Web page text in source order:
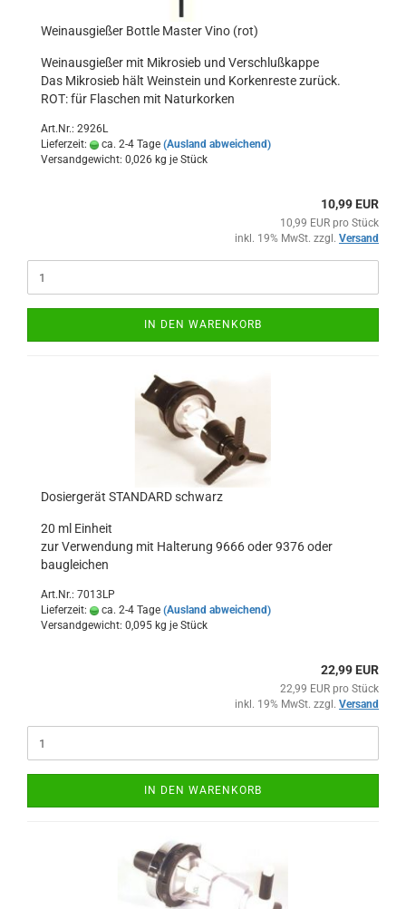
Weinausgießer Bottle Master Vino (rot)
Weinausgießer mit Mikrosieb und Verschlußkappe
Das Mikrosieb hält Weinstein und Korkenreste zurück.
ROT: für Flaschen mit Naturkorken
Art.Nr.: 2926L
Lieferzeit:
ca. 2-4 Tage (Ausland abweichend)
Versandgewicht: 0,026 kg je Stück
10,99 EUR
10,99 EUR pro Stück
inkl. 19% MwSt. zzgl. Versand
IN DEN WARENKORB
Dosiergerät STANDARD schwarz
20 ml Einheit
zur Verwendung mit Halterung 9666 oder 9376 oder
baugleichen
Art.Nr.: 7013LP
Lieferzeit:
ca. 2-4 Tage (Ausland abweichend)
Versandgewicht: 0,095 kg je Stück
22,99 EUR
22,99 EUR pro Stück
inkl. 19% MwSt. zzgl. Versand
IN DEN WARENKORB